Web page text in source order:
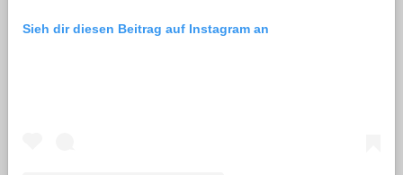
Sieh dir diesen Beitrag auf Instagram an